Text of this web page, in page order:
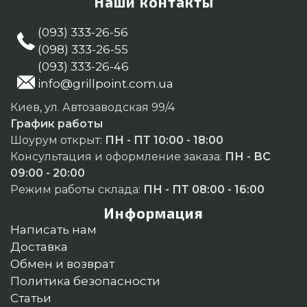
(093) 333-26-56
(098) 333-26-55
(093) 333-26-46
info@grillpoint.com.ua
Киев, ул. Автозаводская 99/4
График работы
Шоурум открыт: ПН - ПТ 10:00 - 18:00
Консультация и оформление заказа: ПН - ВС
09:00 - 20:00
Режим работы склада: ПН - ПТ 08:00 - 16:00
Информация
Написать нам
Доставка
Обмен и возврат
Политика безопасности
Статьи